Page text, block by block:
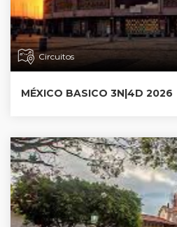
Circuitos
MÉXICO BASICO 3N|4D 2026